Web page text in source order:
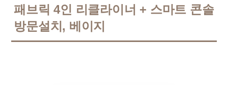
패브릭 4인 리클라이너 + 스마트 콘솔
방문설치, 베이지